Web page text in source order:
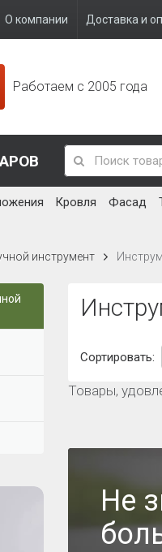
О компании Доставка и
Работаем с 2005 года
Кровля Фасад
инструмент
Сортировать:
Товары,
Не